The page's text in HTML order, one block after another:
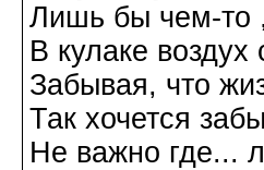
Лишь бы чем-то ,
В кулаке
Забывая, что
Так хочется
Не важно где...